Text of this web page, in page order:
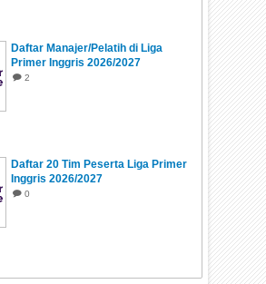
Daftar Manajer/Pelatih di Liga
Primer Inggris 2026/2027
2
Daftar 20 Tim Peserta Liga Primer
Inggris 2026/2027
0